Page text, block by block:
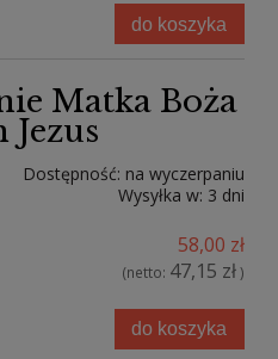
do koszyka
Matka Boża
Dostępność: na wyczerpaniu
Wysyłka w: 3 dni
58,00 zł
(netto: 47,15 zł)
do koszyka